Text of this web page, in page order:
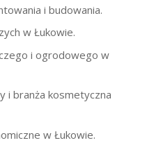
i budowania.
w Łukowie.
i ogrodowego w
i branża kosmetyczna
w Łukowie.